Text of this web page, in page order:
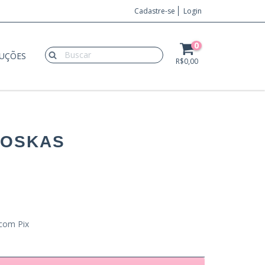
Cadastre-se Login
0
R$0,00
Pix